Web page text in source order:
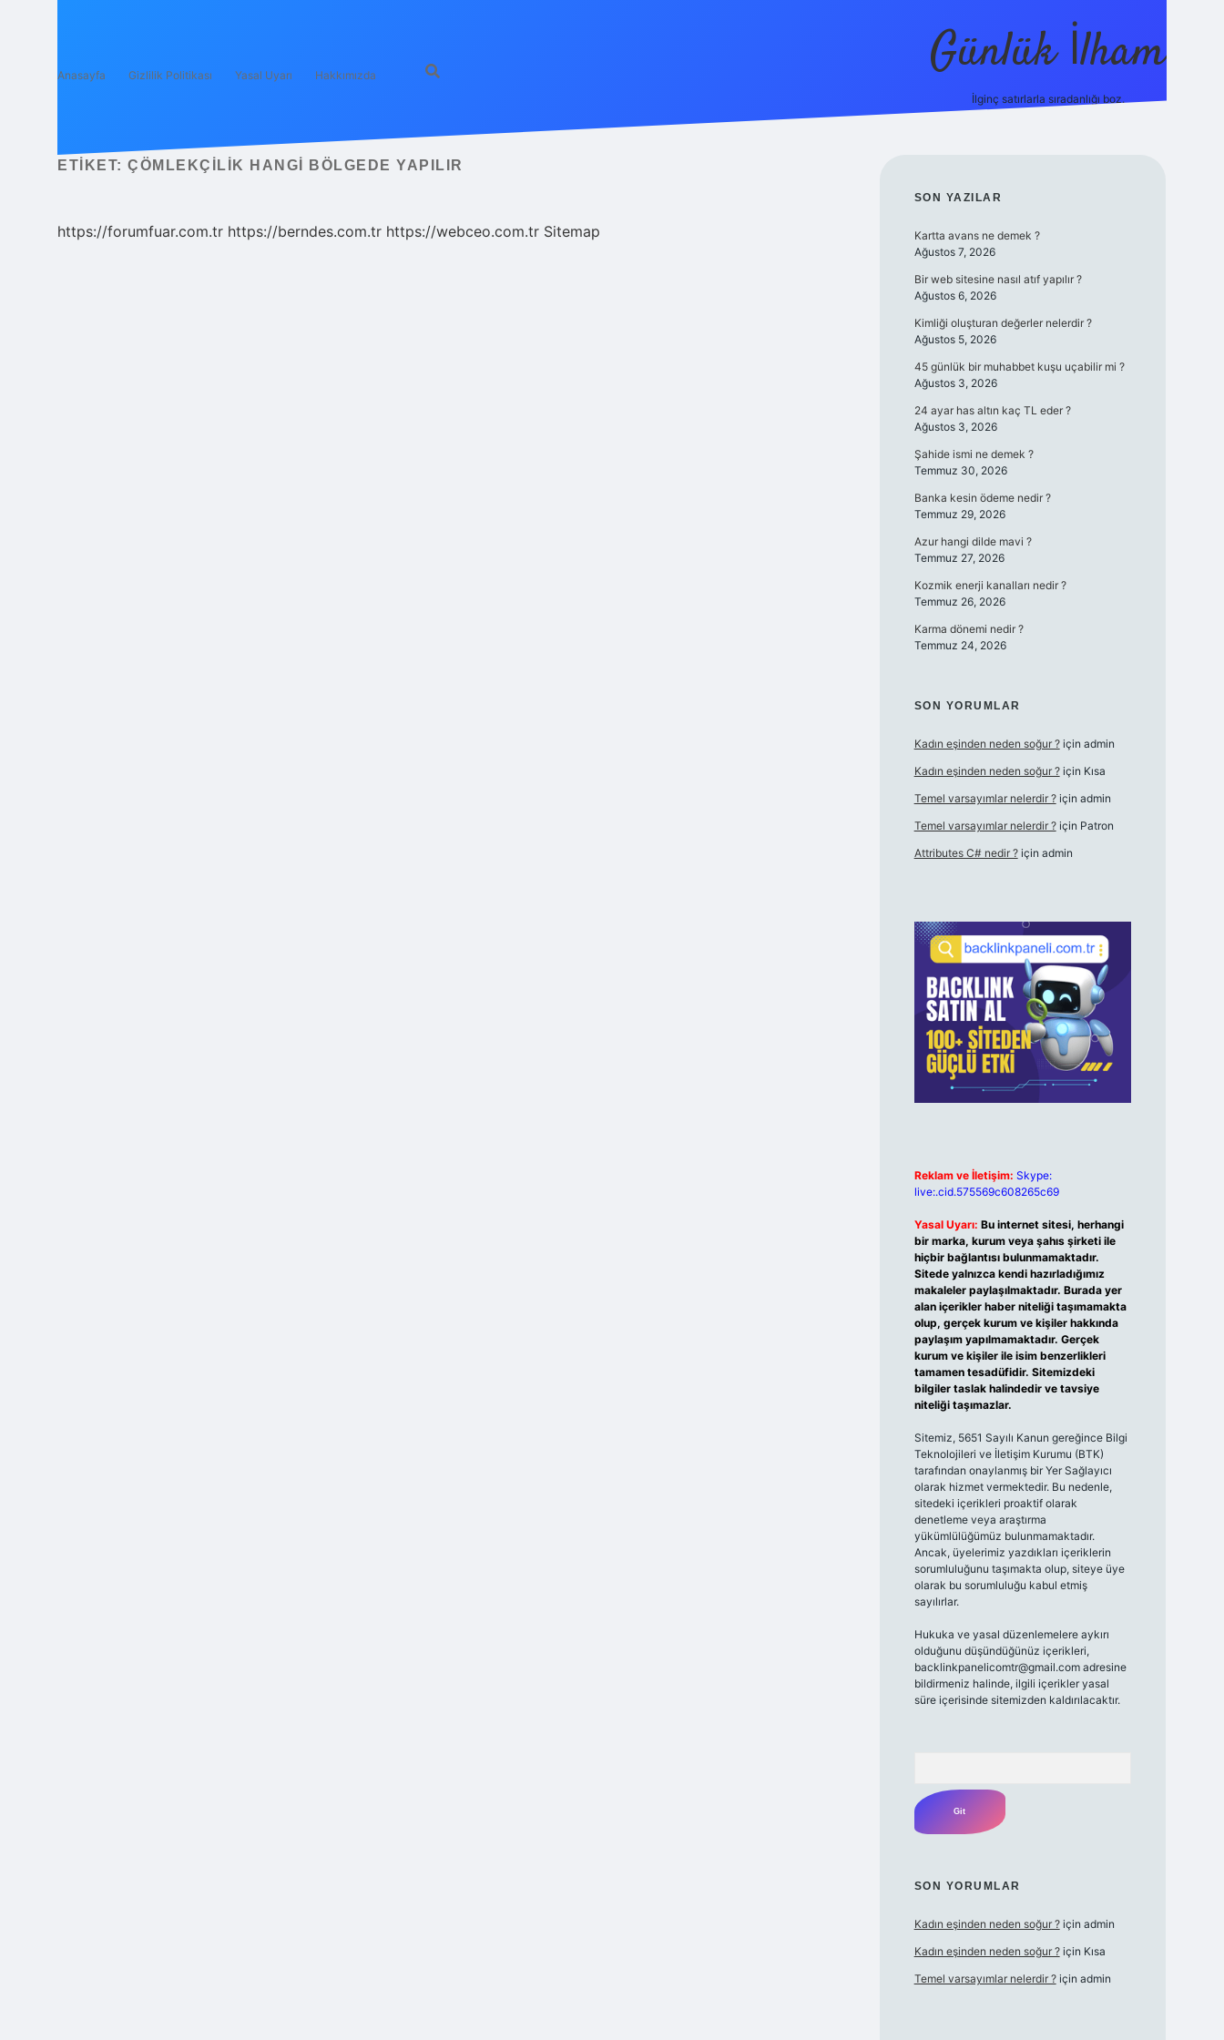
Anasayfa Gizlilik Politikası Yasal Uyarı Hakkımızda Günlük İlham
İlginç satırlarla sıradanlığı boz.
ETIKET: ÇÖMLEKÇILIK HANGI BÖLGEDE YAPILIR
https://forumfuar.com.tr https://berndes.com.tr https://webceo.com.tr Sitemap
SIDEBAR
SON YAZILAR
Kartta avans ne demek ?
Ağustos 7, 2026
Bir web sitesine nasıl atıf yapılır ?
Ağustos 6, 2026
Kimliği oluşturan değerler nelerdir ?
Ağustos 5, 2026
45 günlük bir muhabbet kuşu uçabilir mi ?
Ağustos 3, 2026
24 ayar has altın kaç TL eder ?
Ağustos 3, 2026
Şahide ismi ne demek ?
Temmuz 30, 2026
Banka kesin ödeme nedir ?
Temmuz 29, 2026
Azur hangi dilde mavi ?
Temmuz 27, 2026
Kozmik enerji kanalları nedir ?
Temmuz 26, 2026
Karma dönemi nedir ?
Temmuz 24, 2026
SON YORUMLAR
Kadın eşinden neden soğur ?için admin
Kadın eşinden neden soğur ?için Kısa
Temel varsayımlar nelerdir ?için admin
Temel varsayımlar nelerdir ?için Patron
Attributes C# nedir ?için admin
Reklam ve İletişim: Skype:
live:.cid.575569c608265c69
Yasal Uyarı: Bu internet sitesi, herhangi
bir marka, kurum veya şahıs şirketi ile
hiçbir bağlantısı bulunmamaktadır.
Sitede yalnızca kendi hazırladığımız
makaleler paylaşılmaktadır. Burada yer
alan içerikler haber niteliği taşımamakta
olup, gerçek kurum ve kişiler hakkında
paylaşım yapılmamaktadır. Gerçek
kurum ve kişiler ile isim benzerlikleri
tamamen tesadüfidir. Sitemizdeki
bilgiler taslak halindedir ve tavsiye
niteliği taşımazlar.
Sitemiz, 5651 Sayılı Kanun gereğince Bilgi
Teknolojileri ve İletişim Kurumu (BTK)
tarafından onaylanmış bir Yer Sağlayıcı
olarak hizmet vermektedir. Bu nedenle,
sitedeki içerikleri proaktif olarak
denetleme veya araştırma
yükümlülüğümüz bulunmamaktadır.
Ancak, üyelerimiz yazdıkları içeriklerin
sorumluluğunu taşımakta olup, siteye üye
olarak bu sorumluluğu kabul etmiş
sayılırlar.
Hukuka ve yasal düzenlemelere aykırı
olduğunu düşündüğünüz içerikleri,
backlinkpanelicomtr@gmail.comadresine
bildirmeniz halinde, ilgili içerikler yasal
süre içerisinde sitemizden kaldırılacaktır.
SON YORUMLAR
Kadın eşinden neden soğur ?için admin
Kadın eşinden neden soğur ?için Kısa
Temel varsayımlar nelerdir ?için admin